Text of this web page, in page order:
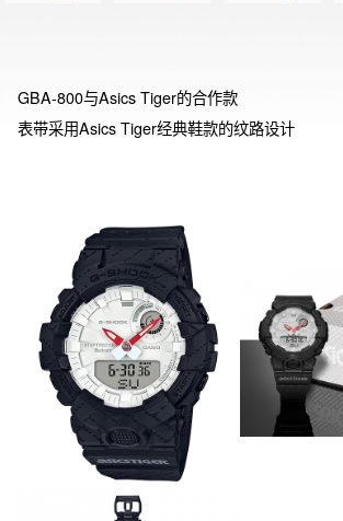
GBA-800与Asics Tiger的合作款
表带采用Asics Tiger经典鞋款的纹路设计